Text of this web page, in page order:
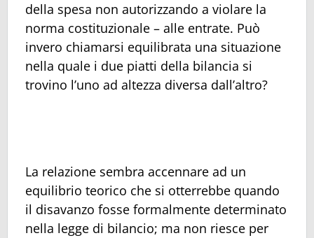
della spesa non autorizzando a violare la
norma costituzionale – alle entrate. Può
invero chiamarsi equilibrata una situazione
nella quale i due piatti della bilancia si
trovino l’uno ad altezza diversa dall’altro?
La relazione sembra accennare ad un
equilibrio teorico che si otterrebbe quando
il disavanzo fosse formalmente determinato
nella legge di bilancio; ma non riesce per